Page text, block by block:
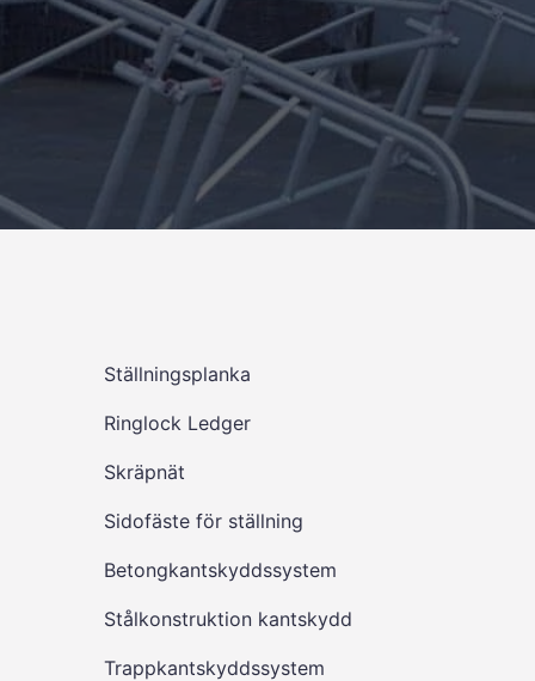
Ställningsplanka
Ringlock Ledger
Skräpnät
Sidofäste för ställning
Betongkantskyddssystem
Stålkonstruktion kantskydd
Trappkantskyddssystem